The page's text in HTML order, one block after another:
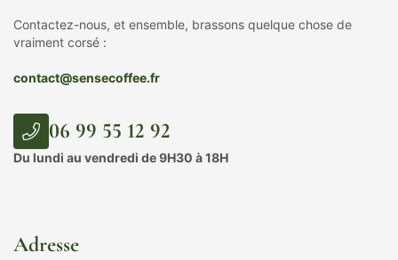
Contactez-nous, et ensemble, brassons quelque chose de
vraiment corsé :
contact@sensecoffee.fr
06 99 55 12 92
Du lundi au vendredi de 9H30 à 18H
Adresse